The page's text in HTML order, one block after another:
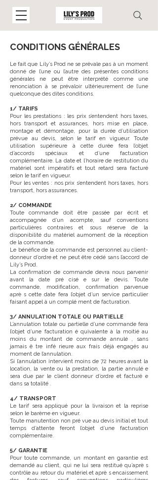
CONDITIONS GÉNÉRALES
Le fait que Lily’s Prod ne se prévale pas à un moment
donné de l’une ou l’autre des présentes conditions
générales ne peut être interprété comme une
renonciation à se prévaloir ultérieurement de l’une
quelconque des dites conditions.
1/ TARIFS
Pour les prestations : les prix s’entendent hors taxes,
hors transport et assurances, hors mise en place,
montage et démontage, pour la durée d’utilisation
prévue au devis, selon le tarif en vigueur. Toute
utilisation supérieure à cette durée fera l’objet
d’accords spéciaux et d’une facturation
complémentaire. La date et l’horaire de restitution du
matériel sont impératifs et tout retard sera facturé
selon le tarif en vigueur.
Pour les ventes : nos prix s’entendent hors taxes, hors
transport, hors assurances.
2/ COMMANDE
Toute commande doit être passée par écrit et
accompagnée d’un acompte, sauf conventions
particulières contraires et sous réserve de la
disponibilité du matériel aumoment de la réception
de la commande.
Le bénéfice de la commande est personnel au client-
donneur d’ordre et ne peut être cédé sans l’accord de
Lily’s Prod.
La confirmation de commande devra nous parvenir
avant la date pré cisé e sur le devis. Toute
commande, modification, confirmation parvenue
aprè s cette date fera l’objet d’un service particulier
faisant appel à un complé ment de facturation.
3/ ANNULATION TOTALE OU PARTIELLE
L’annulation totale ou partielle d’une commande fera
l’objet d’une facturation é quivalente à la moitié au
moins du montant de commande annulé , sans
jamais ê tre infé rieure aux frais déjà engagés au
moment de l’annulation.
Si l’annulation intervient moins de 72 heures avant la
location, la vente ou la prestation, la partie annulé e
sera due par le client donneur d’ordre et facturé e
dans sa totalité .
4/ TRANSPORT
Le tarif sera appliqué pour la livraison et la reprise
selon le barème en vigueur.
Toute manutention non pré vue au devis initial et tout
temps d’attente feront l’objet d’une facturation
complémentaire.
5/ GARANTIE
Pour toute commande, un montant en garantie est
demandé au client, qui ne lui sera restitué qu’aprè s
contrôle au retour du matériel et aprè s encaissement